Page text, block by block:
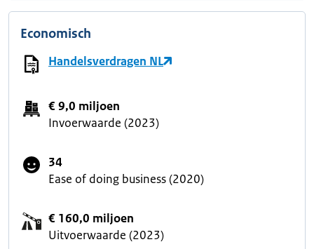
Economisch
Handelsverdragen NL
€ 9,0 miljoen
Invoerwaarde (2023)
34
Ease of doing business (2020)
€ 160,0 miljoen
Uitvoerwaarde (2023)